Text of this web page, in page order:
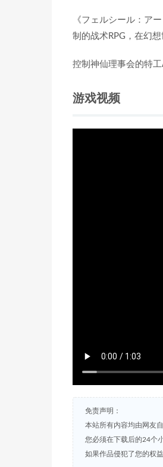
《フェルシール：ア
制的战术RPG，在幻
控制神仙理事会的特
游戏视频
免责声明：
本站所有内容均由网友
您必须在下载后的24个
如果作品侵犯了您的权